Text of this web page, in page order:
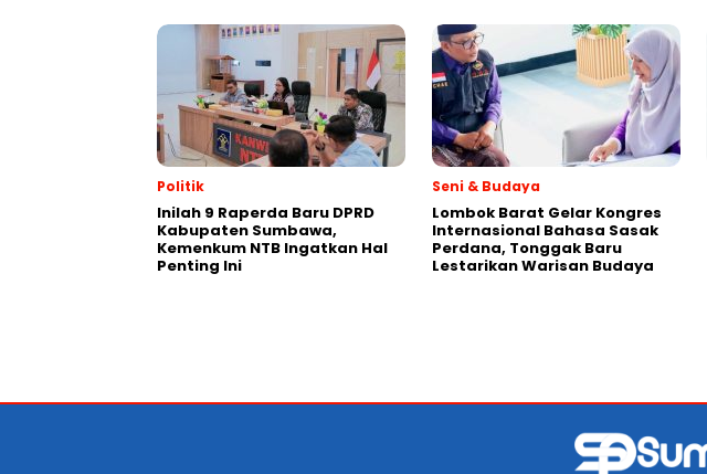
Politik
Inilah 9 Raperda Baru DPRD
Kabupaten Sumbawa,
Kemenkum NTB Ingatkan Hal
Penting Ini
Seni & Budaya
Lombok Barat Gelar Kongres
Internasional Bahasa Sasak
Perdana, Tonggak Baru
Lestarikan Warisan Budaya